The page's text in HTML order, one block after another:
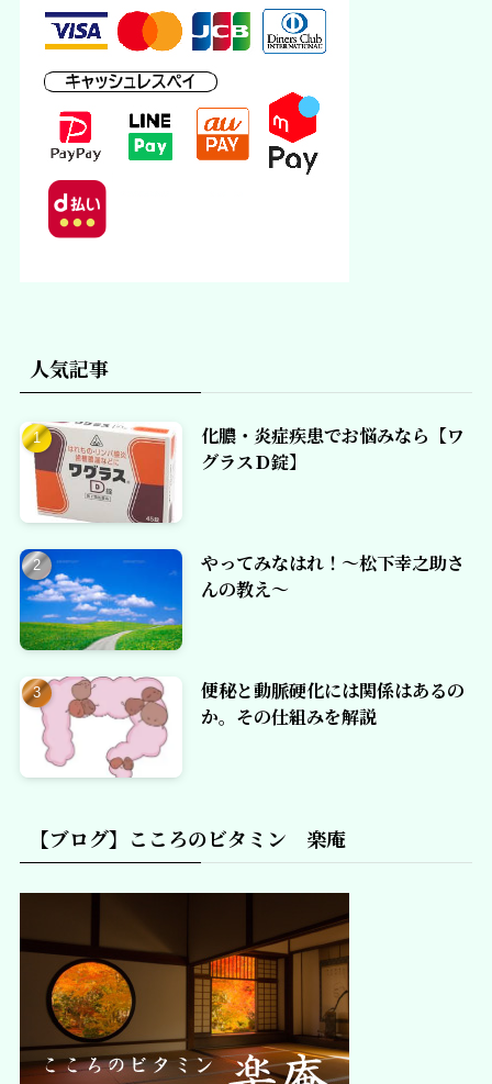
人気記事
化膿・炎症疾患でお悩みなら【ワ
グラスＤ錠】
やってみなはれ！～松下幸之助さ
んの教え～
便秘と動脈硬化には関係はあるの
か。その仕組みを解説
【ブログ】こころのビタミン 楽庵